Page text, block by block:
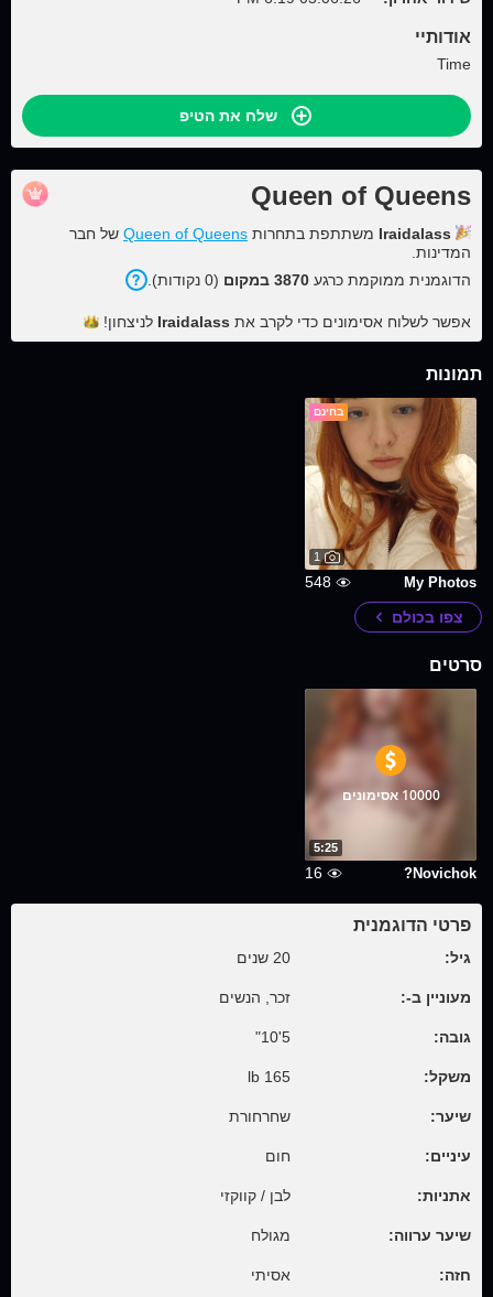
אודותיי
Time
שלח את הטיפ
Queen of Queens
Iraidalass משתתפת בתחרות Queen of Queens של חבר
המדינות.
הדוגמנית ממוקמת כרגע 3870 במקום (0 נקודות).
אפשר לשלוח אסימונים כדי לקרב את Iraidalass לניצחון!
תמונות
בחינם
1
My Photos
548
צפו בכולם
סרטים
5:25
10000 אסימונים
Novichok?
16
פרטי הדוגמנית
גיל: 20 שנים
מעוניין ב-: זכר, הנשים
גובה: 5'10"
משקל: 165 lb
שיער: שחרחורת
עיניים: חום
אתניות: לבן / קווקזי
שיער ערווה: מגולח
חזה: אסיתי